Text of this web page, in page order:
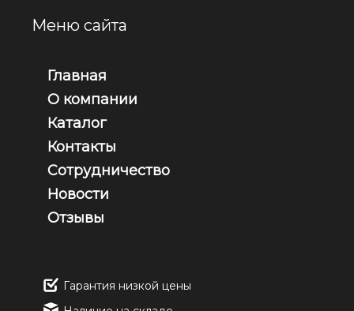
Меню сайта
Главная
О компании
Каталог
Контакты
Сотрудничество
Новости
Отзывы
Гарантия низкой цены